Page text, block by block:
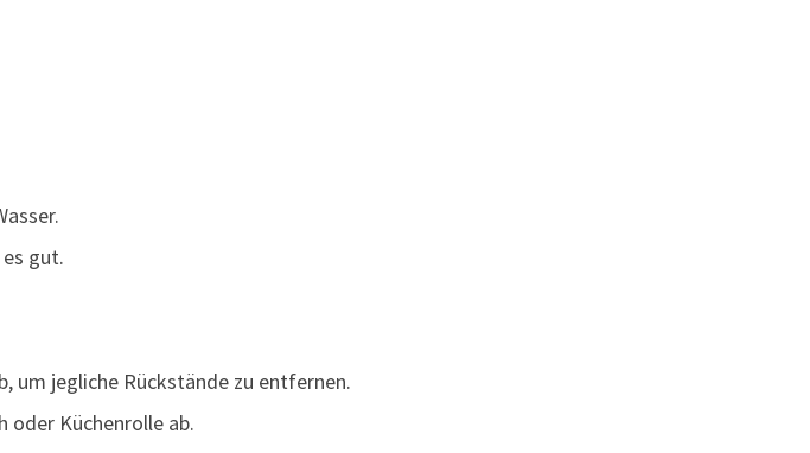
gut.
um jegliche Rückstände zu entfernen.
oder Küchenrolle ab.